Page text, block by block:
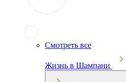
Смотреть все
Жизнь в Шампани